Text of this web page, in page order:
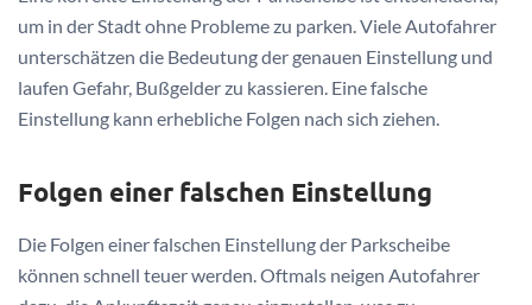
um in der Stadt ohne Probleme zu parken. Viele Autofahrer
unterschätzen die Bedeutung der genauen Einstellung und
laufen Gefahr, Bußgelder zu kassieren. Eine falsche
Einstellung kann erhebliche Folgen nach sich ziehen.
Folgen einer falschen Einstellung
Die Folgen einer falschen Einstellung der Parkscheibe
können schnell teuer werden. Oftmals neigen Autofahrer